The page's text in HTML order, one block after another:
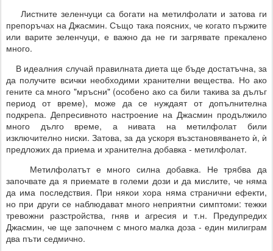
Листните зеленчуци са богати на метилфолати и затова ги
препоръчах на Джасмин. Също така поясних, че когато пържите
или варите зеленчуци, е важно да не ги загрявате прекалено
много.
В идеалния случай правилната диета ще бъде достатъчна, за
да получите всички необходими хранителни вещества. Но ако
гените са много "мръсни" (особено ако са били такива за дълъг
период от време), може да се нуждаят от допълнителна
подкрепа. Депресивното настроение на Джасмин продължило
много дълго време, а нивата на метилфолат били
изключително ниски. Затова, за да ускоря възстановяването ѝ, ѝ
предложих да приема и хранителна добавка - метилфолат.
Метилфолатът е много силна добавка. Не трябва да
започвате да я приемате в големи дози и да мислите, че няма
да има последствия. При някои хора няма странични ефекти,
но при други се наблюдават много неприятни симптоми: тежки
тревожни разстройства, гняв и агресия и т.н. Предупредих
Джасмин, че ще започнем с много малка доза - един милиграм
два пъти седмично.